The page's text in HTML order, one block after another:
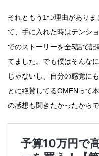
それともう1つ理由があり
て、手に入れた時はテンシ
でのストーリーを全5話で
てました。でも僕はそんな
じゃないし、自分の感覚に
とに絶賛してるOMENって
の感想も聞きたかったからで